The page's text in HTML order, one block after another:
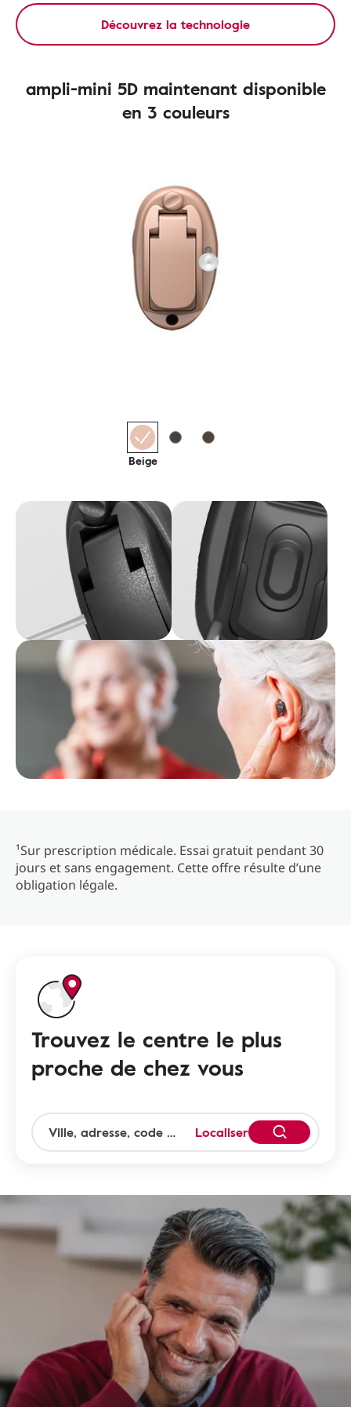
Découvrez la technologie
ampli-mini 5D maintenant disponible
en 3 couleurs
Beige
¹Sur prescription médicale. Essai gratuit pendant 30
jours et sans engagement. Cette offre résulte d’une
obligation légale.
Trouvez le centre le plus
proche de chez vous
Localiser